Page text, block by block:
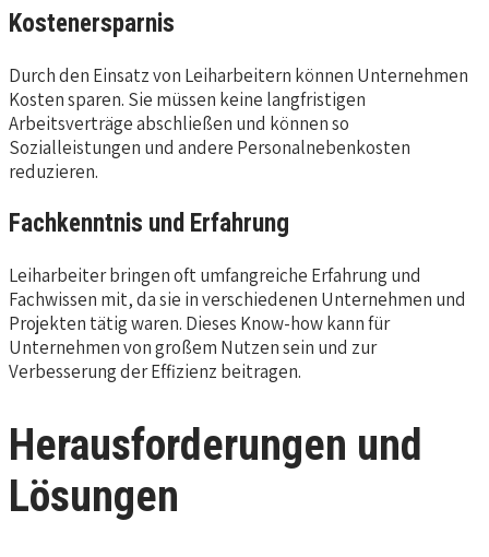
Kostenersparnis
Durch den Einsatz von Leiharbeitern können Unternehmen
Kosten sparen. Sie müssen keine langfristigen
Arbeitsverträge abschließen und können so
Sozialleistungen und andere Personalnebenkosten
reduzieren.
Fachkenntnis und Erfahrung
Leiharbeiter bringen oft umfangreiche Erfahrung und
Fachwissen mit, da sie in verschiedenen Unternehmen und
Projekten tätig waren. Dieses Know-how kann für
Unternehmen von großem Nutzen sein und zur
Verbesserung der Effizienz beitragen.
Herausforderungen und
Lösungen